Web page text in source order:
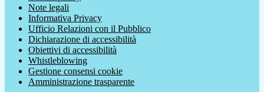
Note legali
Informativa Privacy
Ufficio Relazioni con il Pubblico
Dichiarazione di accessibilità
Obiettivi di accessibilità
Whistleblowing
Gestione consensi cookie
Amministrazione trasparente